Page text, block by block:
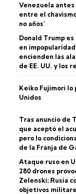
Venezuela antes
entre el chavismo
no años’
Donald Trump
en
encienden las
de EE. UU. y los
Keiko Fujimori lo
Unidos
Tras anuncio de
que aceptó el
pero lo
de la Franja de
Ataque ruso en
280 drones
Zelenski; Rusia
objetivos